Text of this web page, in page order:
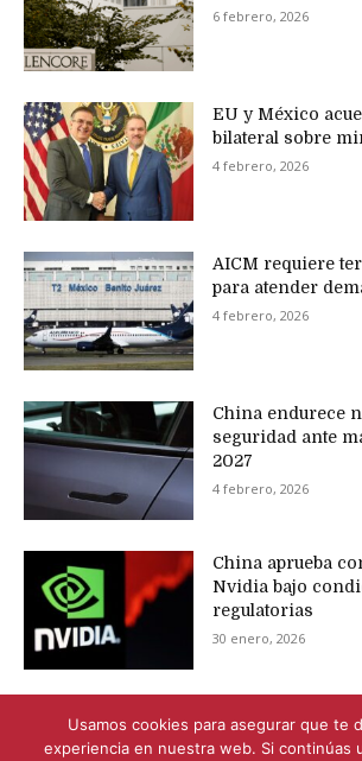
6 febrero, 2026
EU y México
bilateral sobre
4 febrero, 2026
AICM requiere
para atender
4 febrero, 2026
China endurece
seguridad ante
2027
4 febrero, 2026
China aprueba
Nvidia bajo
regulatorias
30 enero, 2026
Usamos cookies para asegurar que te
experiencia en nuestra web. Si continúas